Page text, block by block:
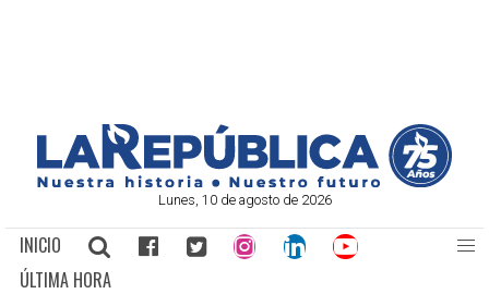
Lunes, 10 de agosto de 2026
INICIO
ÚLTIMA HORA